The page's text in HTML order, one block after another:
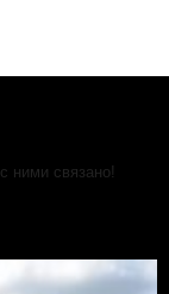
ними связано!